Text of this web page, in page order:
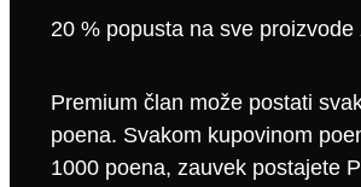
20 % popusta na sve proizvode
Premium član može postati
poena. Svakom kupovinom
1000 poena, zauvek postajete